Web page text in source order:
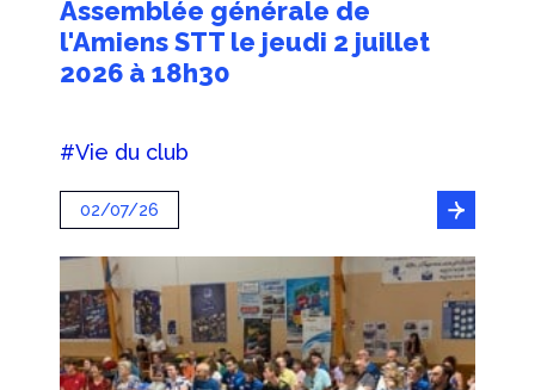
Assemblée générale de
l'Amiens STT le jeudi 2 juillet
2026 à 18h30
#Vie du club
02/07/26